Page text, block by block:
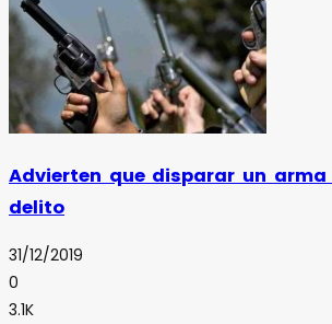
Advierten que disparar un arma
delito
31/12/2019
0
3.1K